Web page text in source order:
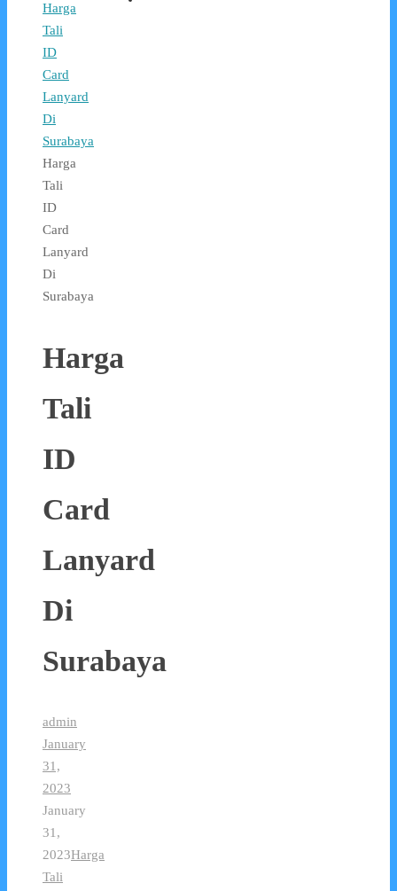
Harga
Tali
ID
Card
Lanyard
Di
Surabaya
Harga
Tali
ID
Card
Lanyard
Di
Surabaya
Harga
Tali
ID
Card
Lanyard
Di
Surabaya
admin
January
31,
2023
January
31,
2023Harga
Tali